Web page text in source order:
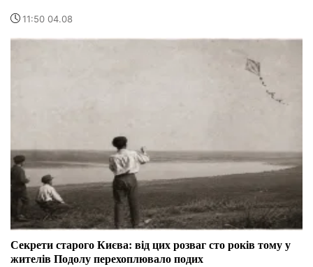
11:50 04.08
Секрети старого Києва: від цих розваг сто років тому у
жителів Подолу перехоплювало подих